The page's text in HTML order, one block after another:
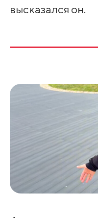
высказался он.